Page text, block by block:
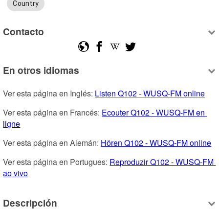
Country
Contacto
En otros idiomas
Ver esta página en Inglés: Listen Q102 - WUSQ-FM online
Ver esta página en Francés: Ecouter Q102 - WUSQ-FM en
ligne
Ver esta página en Alemán: Hören Q102 - WUSQ-FM online
Ver esta página en Portugues: Reproduzir Q102 - WUSQ-FM
ao vivo
Descripción